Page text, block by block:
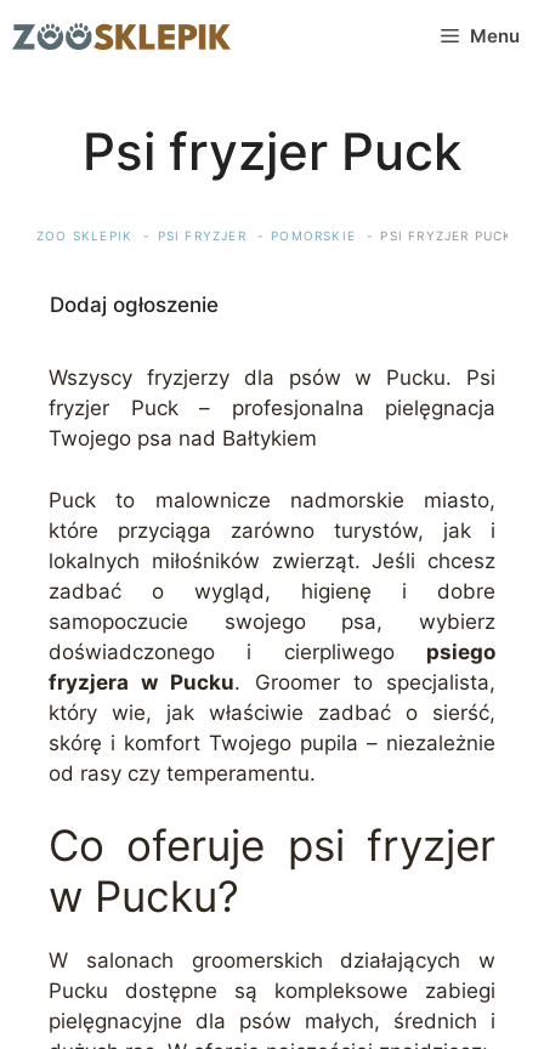
do
Menu
Psi fryzjer Puck
ZOO SKLEPIK PSI FRYZJER POMORSKIE PSI FRYZJER PUCK
Dodaj ogłoszenie
Wszyscy fryzjerzy dla psów w Pucku. Psi
fryzjer Puck – profesjonalna pielęgnacja
Twojego psa nad Bałtykiem
Puck to malownicze nadmorskie miasto,
które przyciąga zarówno turystów, jak i
lokalnych miłośników zwierząt. Jeśli chcesz
zadbać o wygląd, higienę i dobre
samopoczucie swojego psa, wybierz
doświadczonego i cierpliwego psiego
fryzjera w Pucku. Groomer to specjalista,
który wie, jak właściwie zadbać o sierść,
skórę i komfort Twojego pupila – niezależnie
od rasy czy temperamentu.
Co oferuje psi fryzjer
w Pucku?
W salonach groomerskich działających w
Pucku dostępne są kompleksowe zabiegi
pielęgnacyjne dla psów małych, średnich i